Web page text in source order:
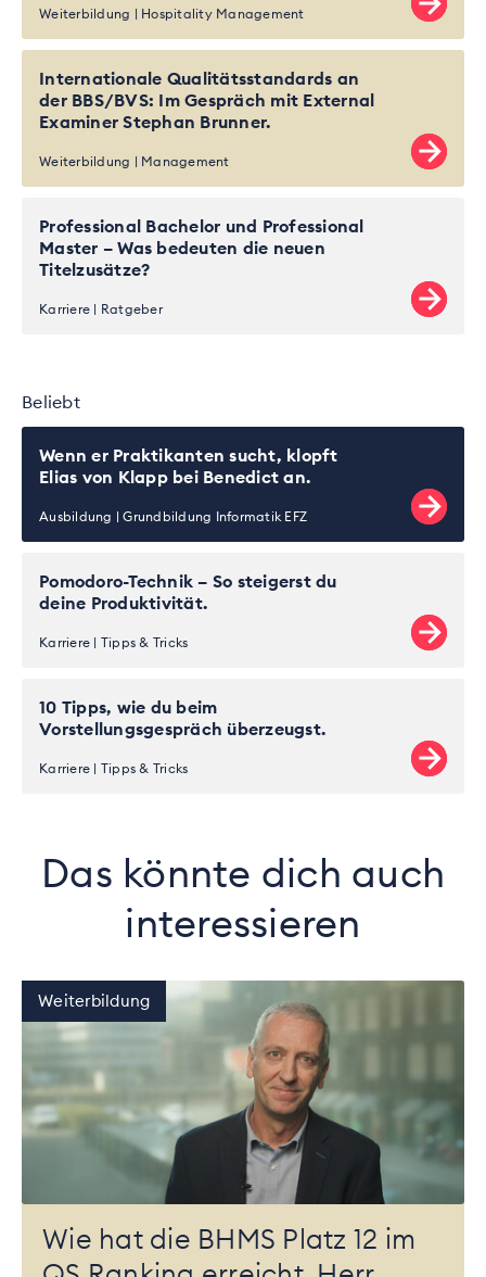
Weiterbildung Hospitality Management
Internationale Qualitätsstandards an
der BBS/BVS: Im Gespräch mit External
Examiner Stephan Brunner.
Weiterbildung Management
Professional Bachelor und Professional
Master – Was bedeuten die neuen
Titelzusätze?
Karriere Ratgeber
Beliebt
Wenn er Praktikanten sucht, klopft
Elias von Klapp bei Benedict an.
Ausbildung Grundbildung Informatik EFZ
Pomodoro-Technik – So steigerst du
deine Produktivität.
Karriere Tipps & Tricks
10 Tipps, wie du beim
Vorstellungsgespräch überzeugst.
Karriere Tipps & Tricks
Das könnte dich auch
interessieren
Weiterbildung
Wie hat die BHMS Platz 12 im